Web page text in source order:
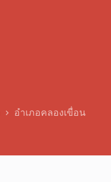
อำเภอคลองเขื่อน